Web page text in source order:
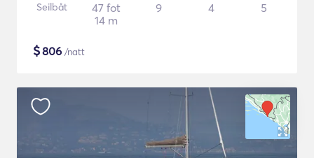
Seilbåt
47 fot
14 m
9 4 5
$806 /natt